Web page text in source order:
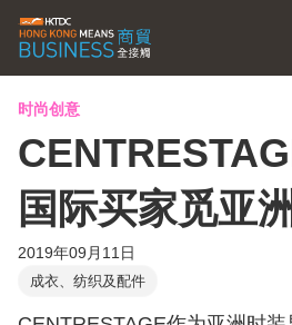
时尚创意
国际买家觅亚
2019年09月11日
成衣、纺织及配件